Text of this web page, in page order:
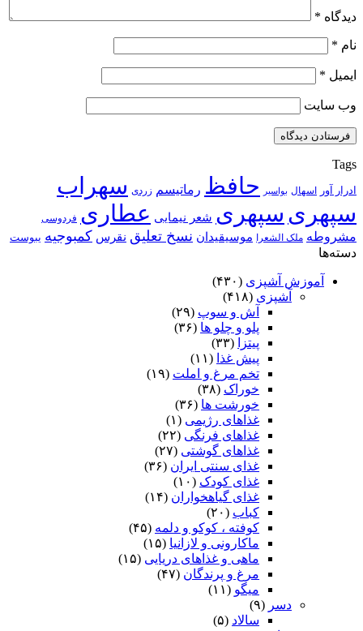
دیدگاه *
نام *
ایمیل *
وب‌ سایت
Tags
ادرار آور اسهال بواسیر حافظ رماتیسم زردی سهراب
سپهری سپهری شعر نیمایی عطاری فردوسی
مشروطه ملک الشعرا موسیقیدان نسخ تعلیق نقرس کمبوجیه یبوست
دسته‌ها
آموزش آشپزی (۴۳۰)
آشپزی (۴۱۸)
آش و سوپ (۲۹)
پلو و چلو ها (۳۶)
پیتزا
(۳۳)
پیش غذا (۱۱)
تخم مرغ و املت (۱۹)
خوراک (۳۸)
خورشت ها (۳۶)
غذاهای رژیمی (۱)
غذاهای فرنگی (۲۲)
غذاهای گوشتی (۲۷)
غذای سنتی ایران (۳۶)
غذای کودک (۱۰)
غذای گیاهخواران (۱۴)
کباب (۲۰)
کوفته ، کوکو و دلمه (۴۵)
ماکارونی و لازانیا (۱۵)
ماهی و غذاهای دریایی (۱۵)
مرغ و پرندگان (۴۷)
میگو (۱۱)
دسر (۹)
سالاد (۵)